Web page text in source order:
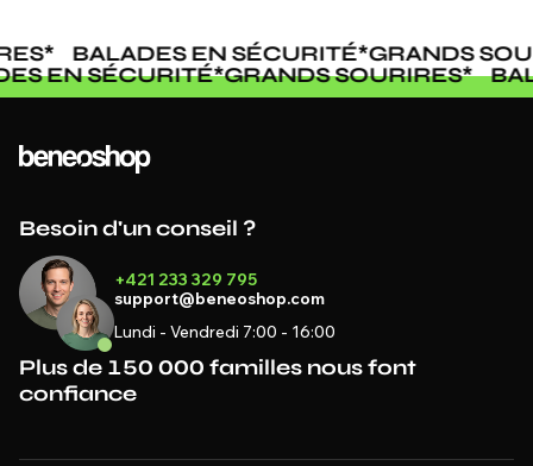
* BALADES EN SÉCURITÉ*GRANDS
EN SÉCURITÉ*GRANDS SOURIRES*
Besoin d'un conseil ?
+421 233 329 795
support@beneoshop.com
Lundi - Vendredi 7:00 - 16:00
Plus de 150 000 familles nous font
confiance